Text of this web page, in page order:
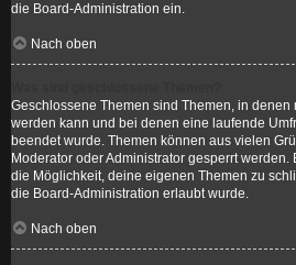
die Board-Administration ein.
Nach oben
Geschlossene Themen sind Themen, in denen
werden kann und bei denen eine laufende
beendet wurde. Themen können aus vielen
Moderator oder Administrator gesperrt werden.
die Möglichkeit, deine eigenen Themen zu
die Board-Administration erlaubt wurde.
Nach oben